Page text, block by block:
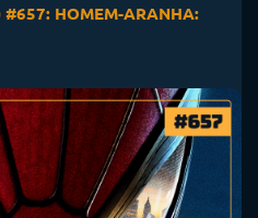
#657: HOMEM-ARANHA: